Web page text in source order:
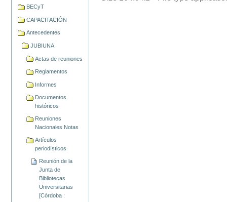
BECyT
CAPACITACIÓN
Antecedentes
JUBIUNA
Actas de reuniones
Reglamentos
Informes
Documentos
históricos
Reuniones
Nacionales Notas
Artículos
periodísticos
Reunión de la
Junta de
Bibliotecas
Universitarias
[Córdoba :